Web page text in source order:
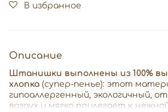
В избранное
Описание
Штанишки выполнены из 100%
хлопка (супер-пенье): этот
гипоаллергенный, экологичный,
воздух и мягко прилегает к